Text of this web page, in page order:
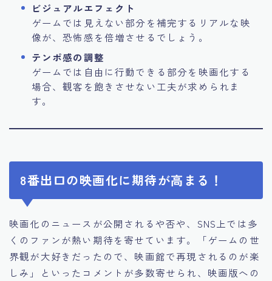
ビジュアルエフェクト
ゲームでは見えない部分を補完するリアルな映
像が、恐怖感を倍増させるでしょう。
テンポ感の調整
ゲームでは自由に行動できる部分を映画化する
場合、観客を飽きさせない工夫が求められま
す。
8番出口の映画化に期待が高まる！
映画化のニュースが公開されるや否や、SNS上では多
くのファンが熱い期待を寄せています。「ゲームの世
界観が大好きだったので、映画館で再現されるのが楽
しみ」といったコメントが多数寄せられ、映画版への